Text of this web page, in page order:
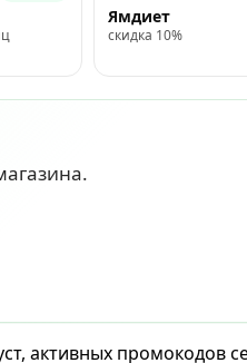
Ямдиет
скидка 10%
активных промокодов